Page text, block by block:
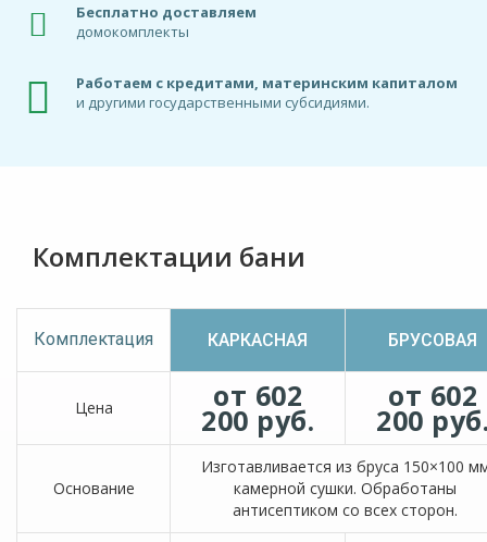
Бесплатно доставляем
домокомплекты
Работаем с кредитами, материнским капиталом
и другими государственными субсидиями.
Комплектации бани
Комплектация КАРКАСНАЯ БРУСОВАЯ
Цена от 602
200 руб.
от 602
200
Основание
Изготавливается из бруса 150×100
камерной сушки. Обработаны
антисептиком со всех сторон.